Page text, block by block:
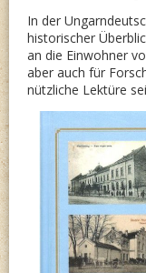
In der
historischer
an die Einwohner
aber auch für
nützliche Lektüre